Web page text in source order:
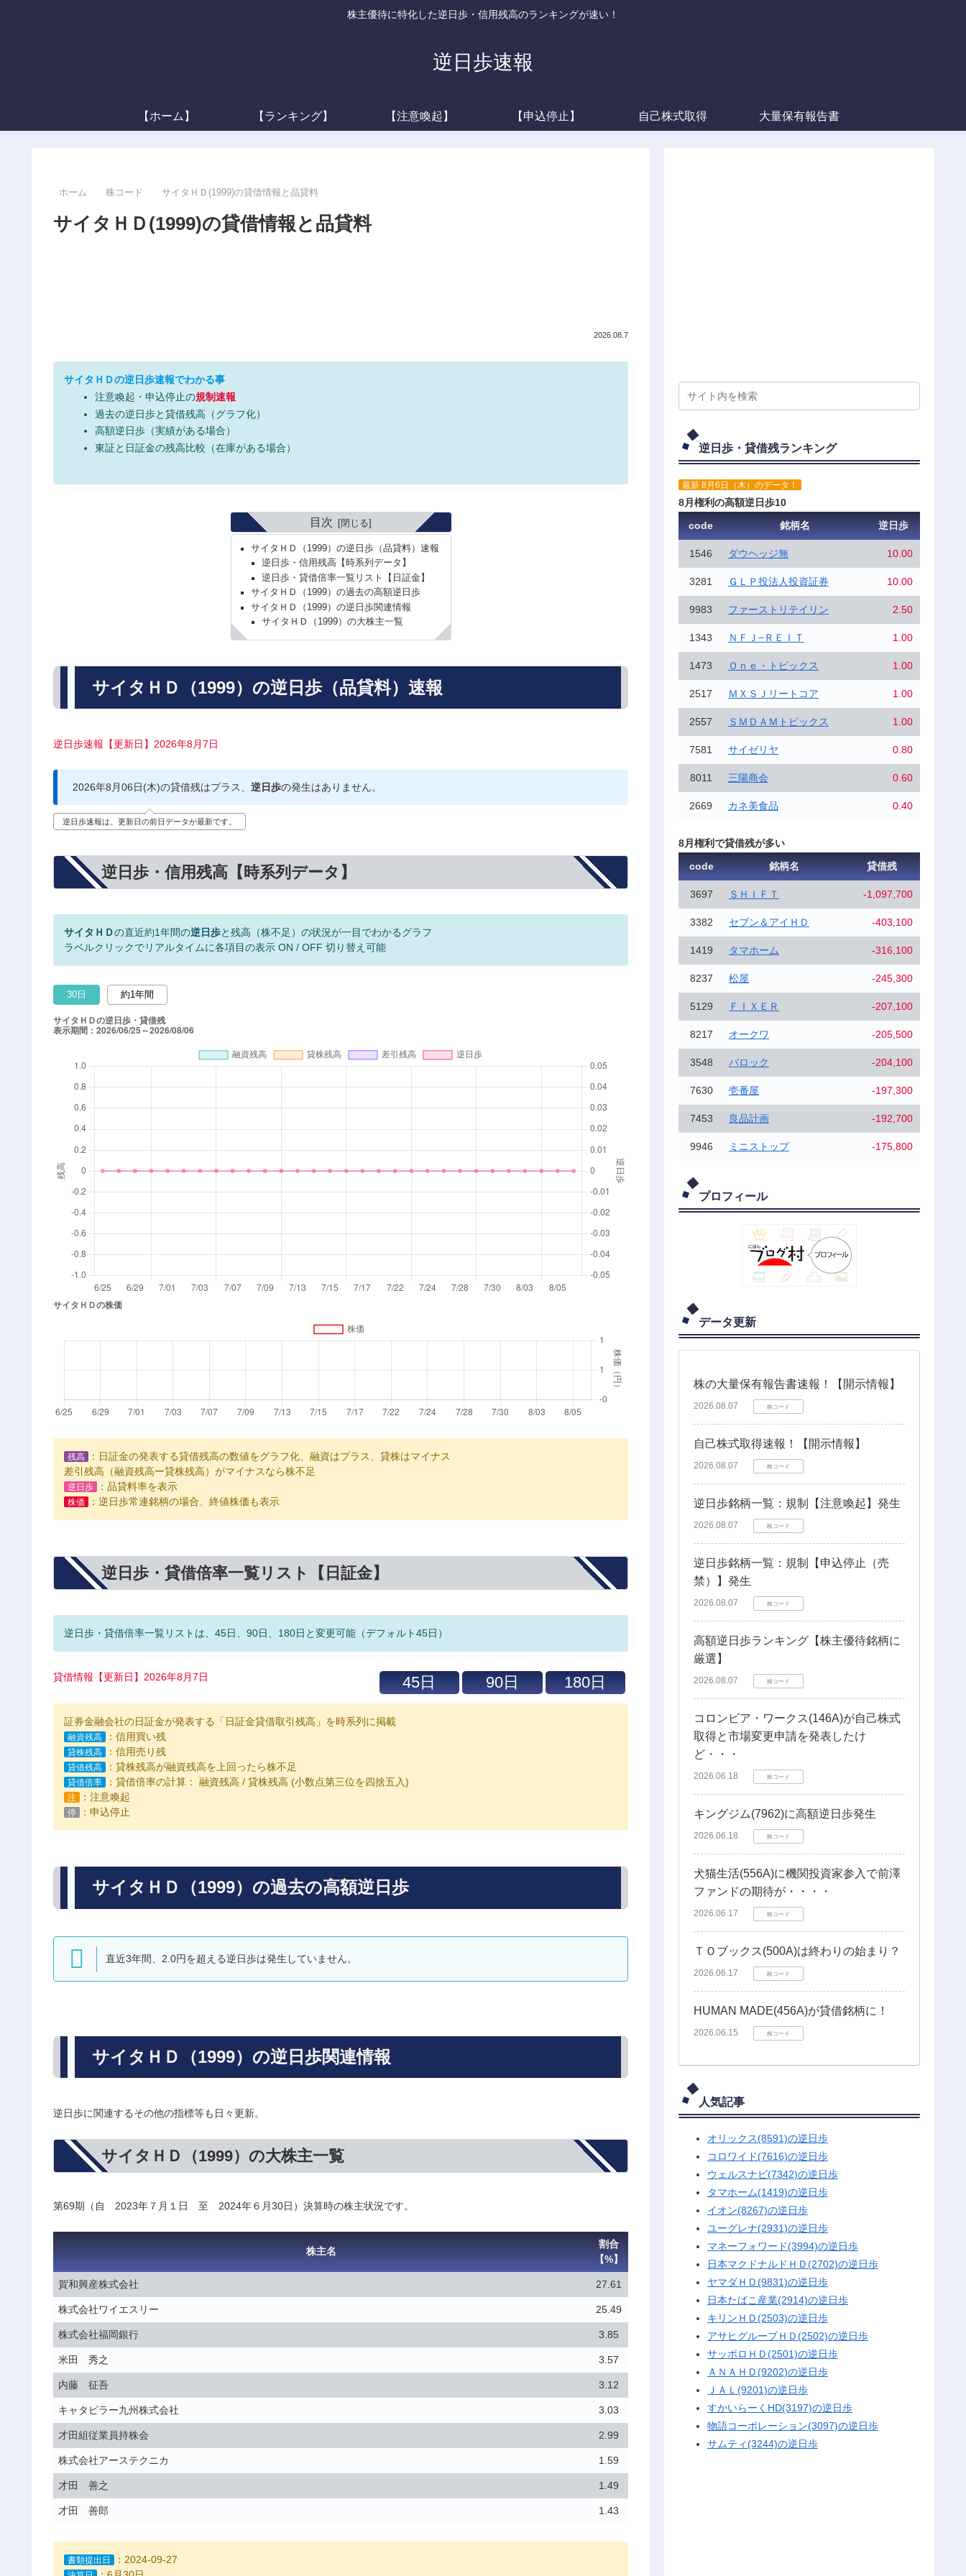
株主優待に特化した逆日歩・信用残高のランキングが速い！
逆日歩速報
【ホーム】 【ランキング】 【注意喚起】 【申込停止】 自己株式取得 大量保有報告書
ホーム 株コード サイタＨＤ(1999)の貸借情報と品貸料
サイタＨＤ(1999)の貸借情報と品貸料
2026.08.7
サイタＨＤの逆日歩速報でわかる事
注意喚起・申込停止の規制速報
過去の逆日歩と貸借残高（グラフ化）
高額逆日歩（実績がある場合）
東証と日証金の残高比較（在庫がある場合）
目次
サイタＨＤ（1999）の逆日歩（品貸料）速報
逆日歩・信用残高【時系列データ】
逆日歩・貸借倍率一覧リスト【日証金】
サイタＨＤ（1999）の過去の高額逆日歩
サイタＨＤ（1999）の逆日歩関連情報
サイタＨＤ（1999）の大株主一覧
サイタＨＤ（1999）の逆日歩（品貸料）速報
逆日歩速報【更新日】2026年8月7日
2026年8月06日(木)の貸借残はプラス、 逆日歩の発生はありません。
逆日歩速報は、更新日の前日データが最新です。
逆日歩・信用残高【時系列データ】
サイタＨＤの直近約1年間の逆日歩と残高（株不足）の状況が一目でわかるグラフ
ラベルクリックでリアルタイムに各項目の表示 ON / OFF 切り替え可能
30日 約1年間
残高
：日証金の発表する貸借残高の数値をグラフ化、融資はプラス、貸株はマイナス
差引残高（融資残高ー貸株残高）がマイナスなら株不足
逆日歩 ：品貸料率を表示
株価 ：逆日歩常連銘柄の場合、終値株価も表示
逆日歩・貸借倍率一覧リスト【日証金】
逆日歩・貸借倍率一覧リストは、45日、90日、180日と変更可能（デフォルト45日）
貸借情報【更新日】2026年8月7日
証券金融会社の日証金が発表する「日証金貸借取引残高」を時系列に掲載
融資残高 ：信用買い残
貸株残高 ：信用売り残
貸借残高 ：貸株残高が融資残高を上回ったら株不足
貸借倍率 ：貸借倍率の計算： 融資残高 / 貸株残高 (小数点第三位を四捨五入)
注 ：注意喚起
停 ：申込停止
サイタＨＤ（1999）の過去の高額逆日歩
直近3年間、2.0円を超える逆日歩は発生していません。
サイタＨＤ（1999）の逆日歩関連情報
逆日歩に関連するその他の指標等も日々更新。
サイタＨＤ（1999）の大株主一覧
第69期（自 2023年７月１日 至 2024年６月30日）決算時の株主状況です。
株主名
割合
【%】
賀和興産株式会社 27.61
株式会社ワイエスリー 25.49
株式会社福岡銀行 3.85
米田 秀之 3.57
内藤 征吾 3.12
キャタピラー九州株式会社 3.03
才田組従業員持株会 2.99
株式会社アーステクニカ 1.59
才田 善之 1.49
才田 善郎 1.43
書類提出日 ：2024-09-27
逆日歩・貸借残ランキング
最新 8月6日（木）のデータ！
8月権利の高額逆日歩10
code
銘柄名 逆日歩
1546 ダウヘッジ無 10.00
3281 ＧＬＰ投法人投資証券 10.00
9983 ファーストリテイリン 2.50
1343 ＮＦＪ−ＲＥＩＴ 1.00
1473 Ｏｎｅ・トピックス 1.00
2517 ＭＸＳＪリートコア 1.00
2557 ＳＭＤＡＭトピックス 1.00
7581 サイゼリヤ 0.80
8011 三陽商会 0.60
2669 カネ美食品 0.40
8月権利で貸借残が多い
code
銘柄名 貸借残
3697 ＳＨＩＦＴ -1,097,700
3382 セブン＆アイＨＤ -403,100
1419 タマホーム -316,100
8237 松屋 -245,300
5129 ＦＩＸＥＲ -207,100
8217 オークワ -205,500
3548 バロック -204,100
7630 壱番屋 -197,300
7453 良品計画 -192,700
9946 ミニストップ -175,800
プロフィール
データ更新
株の大量保有報告書速報！【開示情報】
2026.08.07 株コード
自己株式取得速報！【開示情報】
2026.08.07 株コード
逆日歩銘柄一覧：規制【注意喚起】発生
2026.08.07 株コード
逆日歩銘柄一覧：規制【申込停止（売
禁）】発生
2026.08.07 株コード
高額逆日歩ランキング【株主優待銘柄に
厳選】
2026.08.07 株コード
コロンビア・ワークス(146A)が自己株式
取得と市場変更申請を発表したけ
ど・・・
2026.06.18 株コード
キングジム(7962)に高額逆日歩発生
2026.06.18 株コード
犬猫生活(556A)に機関投資家参入で前澤
ファンドの期待が・・・・
2026.06.17 株コード
ＴＯブックス(500A)は終わりの始まり？
2026.06.17 株コード
HUMAN MADE(456A)が貸借銘柄に！
2026.06.15 株コード
人気記事
オリックス(8591)の逆日歩
コロワイド(7616)の逆日歩
ウェルスナビ(7342)の逆日歩
タマホーム(1419)の逆日歩
イオン(8267)の逆日歩
ユーグレナ(2931)の逆日歩
マネーフォワード(3994)の逆日歩
日本マクドナルドＨＤ(2702)の逆日歩
ヤマダＨＤ(9831)の逆日歩
日本たばこ産業(2914)の逆日歩
キリンＨＤ(2503)の逆日歩
アサヒグループＨＤ(2502)の逆日歩
サッポロＨＤ(2501)の逆日歩
ＡＮＡＨＤ(9202)の逆日歩
ＪＡＬ(9201)の逆日歩
すかいらーくHD(3197)の逆日歩
物語コーポレーション(3097)の逆日歩
サムティ(3244)の逆日歩